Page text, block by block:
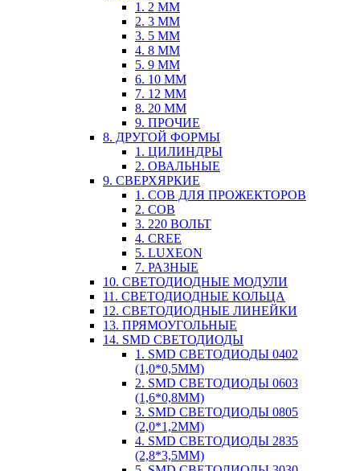
1. 2 ММ
2. 3 ММ
3. 5 ММ
4. 8 ММ
5. 9 ММ
6. 10 ММ
7. 12 ММ
8. 20 ММ
9. ПРОЧИЕ
8. ДРУГОЙ ФОРМЫ
1. ЦИЛИНДРЫ
2. ОВАЛЬНЫЕ
9. СВЕРХЯРКИЕ
1. COB ДЛЯ ПРОЖЕКТОРОВ
2. COB
3. 220 ВОЛЬТ
4. CREE
5. LUXEON
7. РАЗНЫЕ
10. СВЕТОДИОДНЫЕ МОДУЛИ
11. СВЕТОДИОДНЫЕ КОЛЬЦА
12. СВЕТОДИОДНЫЕ ЛИНЕЙКИ
13. ПРЯМОУГОЛЬНЫЕ
14. SMD СВЕТОДИОДЫ
1. SMD СВЕТОДИОДЫ 0402
(1,0*0,5ММ)
2. SMD СВЕТОДИОДЫ 0603
(1,6*0,8ММ)
3. SMD СВЕТОДИОДЫ 0805
(2,0*1,2ММ)
4. SMD СВЕТОДИОДЫ 2835
(2,8*3,5ММ)